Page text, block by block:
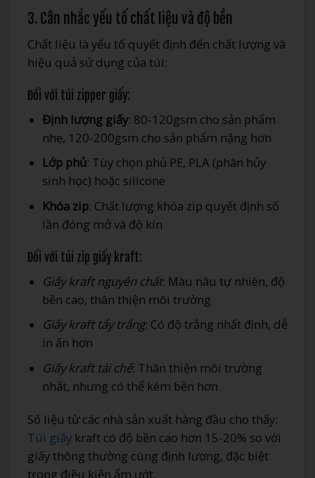
3. Cân nhắc yếu tố chất liệu và độ bền
Chất liệu là yếu tố quyết định đến chất lượng và
hiệu quả sử dụng của túi:
Đối với túi zipper giấy:
Định lượng giấy: 80-120gsm cho sản phẩm
nhẹ, 120-200gsm cho sản phẩm nặng hơn
Lớp phủ: Tùy chọn phủ PE, PLA (phân hủy
sinh học) hoặc silicone
Khóa zip: Chất lượng khóa zip quyết định số
lần đóng mở và độ kín
Đối với túi zip giấy kraft:
Giấy kraft nguyên chất: Màu nâu tự nhiên, độ
bền cao, thân thiện môi trường
Giấy kraft tẩy trắng: Có độ trắng nhất định, dễ
in ấn hơn
Giấy kraft tái chế: Thân thiện môi trường
nhất, nhưng có thể kém bền hơn
Số liệu từ các nhà sản xuất hàng đầu cho thấy:
Túi giấy kraft có độ bền cao hơn 15-20% so với
giấy thông thường cùng định lượng, đặc biệt
trong điều kiện ẩm ướt.